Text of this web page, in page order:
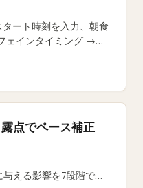
ート時刻を入力、朝食
ェインタイミング →
点でペース補正
える影響を7段階で評